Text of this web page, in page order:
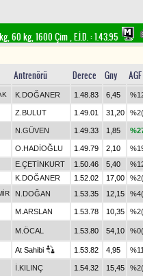
60 kg, 1600 Çim,E.İ.D. :1.43.95
Antrenörü Derece Gny AGF
K.DOĞANER 1.48.83 6,45
Z.BULUT 1.49.01 31,20
N.GÜVEN 1.49.33 1,85
O.HADİOĞLU 1.49.79 2,10
E.ÇETİNKURT 1.50.46 5,40
K.DOĞANER 1.52.02 17,00
N.DOĞAN 1.53.35 12,15
M.ARSLAN 1.53.78 10,35
M.ÖCAL 1.53.80 54,10
At Sahibi 1.53.82 4,95
İ.KILINÇ 1.54.32 15,45